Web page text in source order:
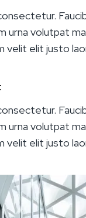
urna volutpat
velit elit justo
urna volutpat
velit elit justo